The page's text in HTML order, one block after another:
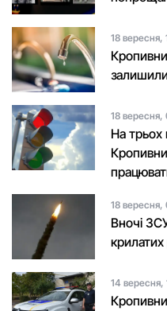
18 вересня,
18 вересня,
На трьох
18 вересня,
Вночі
14 вересня,